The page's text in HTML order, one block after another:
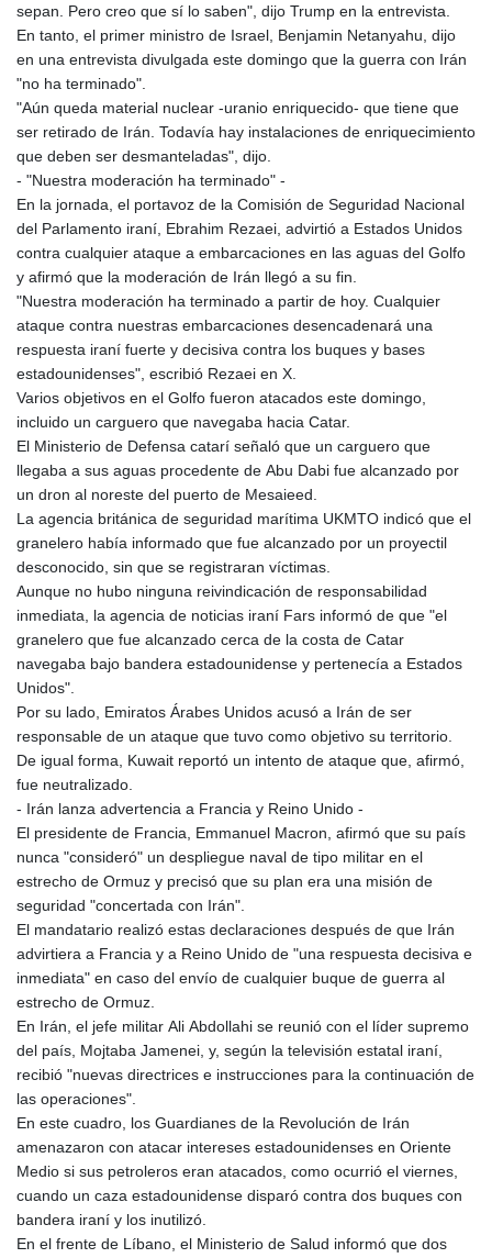
sepan. Pero creo que sí lo saben", dijo Trump en la entrevista.
En tanto, el primer ministro de Israel, Benjamin Netanyahu, dijo
en una entrevista divulgada este domingo que la guerra con Irán
"no ha terminado".
"Aún queda material nuclear -uranio enriquecido- que tiene que
ser retirado de Irán. Todavía hay instalaciones de enriquecimiento
que deben ser desmanteladas", dijo.
- "Nuestra moderación ha terminado" -
En la jornada, el portavoz de la Comisión de Seguridad Nacional
del Parlamento iraní, Ebrahim Rezaei, advirtió a Estados Unidos
contra cualquier ataque a embarcaciones en las aguas del Golfo
y afirmó que la moderación de Irán llegó a su fin.
"Nuestra moderación ha terminado a partir de hoy. Cualquier
ataque contra nuestras embarcaciones desencadenará una
respuesta iraní fuerte y decisiva contra los buques y bases
estadounidenses", escribió Rezaei en X.
Varios objetivos en el Golfo fueron atacados este domingo,
incluido un carguero que navegaba hacia Catar.
El Ministerio de Defensa catarí señaló que un carguero que
llegaba a sus aguas procedente de Abu Dabi fue alcanzado por
un dron al noreste del puerto de Mesaieed.
La agencia británica de seguridad marítima UKMTO indicó que el
granelero había informado que fue alcanzado por un proyectil
desconocido, sin que se registraran víctimas.
Aunque no hubo ninguna reivindicación de responsabilidad
inmediata, la agencia de noticias iraní Fars informó de que "el
granelero que fue alcanzado cerca de la costa de Catar
navegaba bajo bandera estadounidense y pertenecía a Estados
Unidos".
Por su lado, Emiratos Árabes Unidos acusó a Irán de ser
responsable de un ataque que tuvo como objetivo su territorio.
De igual forma, Kuwait reportó un intento de ataque que, afirmó,
fue neutralizado.
- Irán lanza advertencia a Francia y Reino Unido -
El presidente de Francia, Emmanuel Macron, afirmó que su país
nunca "consideró" un despliegue naval de tipo militar en el
estrecho de Ormuz y precisó que su plan era una misión de
seguridad "concertada con Irán".
El mandatario realizó estas declaraciones después de que Irán
advirtiera a Francia y a Reino Unido de "una respuesta decisiva e
inmediata" en caso del envío de cualquier buque de guerra al
estrecho de Ormuz.
En Irán, el jefe militar Ali Abdollahi se reunió con el líder supremo
del país, Mojtaba Jamenei, y, según la televisión estatal iraní,
recibió "nuevas directrices e instrucciones para la continuación de
las operaciones".
En este cuadro, los Guardianes de la Revolución de Irán
amenazaron con atacar intereses estadounidenses en Oriente
Medio si sus petroleros eran atacados, como ocurrió el viernes,
cuando un caza estadounidense disparó contra dos buques con
bandera iraní y los inutilizó.
En el frente de Líbano, el Ministerio de Salud informó que dos